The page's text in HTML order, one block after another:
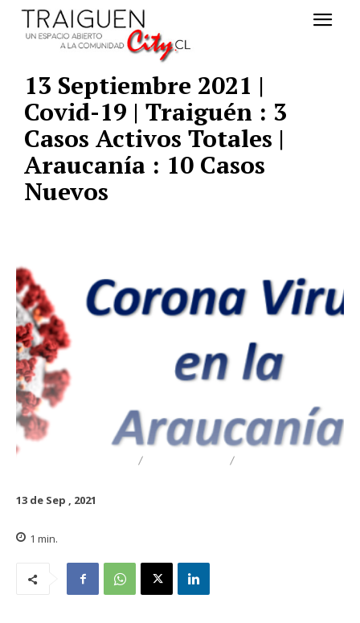
13 Septiembre 2021 |
Covid-19 | Traiguén : 3
Casos Activos Totales |
Araucanía : 10 Casos
Nuevos
13 de Sep , 2021
1 min.